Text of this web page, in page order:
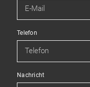
Telefon
Nachricht